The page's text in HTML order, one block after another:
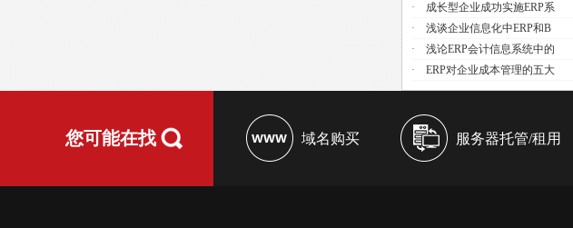
· 成长型企业成功实施ERP系
· 浅谈企业信息化中ERP和B
· 浅论ERP会计信息系统中的
· ERP对企业成本管理的五大
您可能在找 域名购买 服务器托管/租用